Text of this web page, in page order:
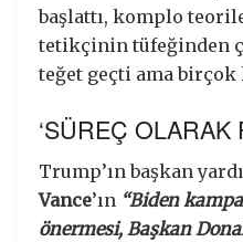
başlattı, komplo
tetikçinin tüfeğinden
teğet geçti ama
‘SÜREÇ OLARAK
Trump’ın başkan
Vance’ın “Biden
önermesi, Başkan